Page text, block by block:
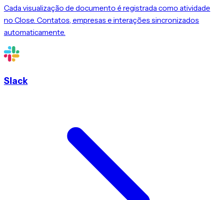
Cada visualização de documento é registrada como atividade
no Close. Contatos, empresas e interações sincronizados
automaticamente.
Slack